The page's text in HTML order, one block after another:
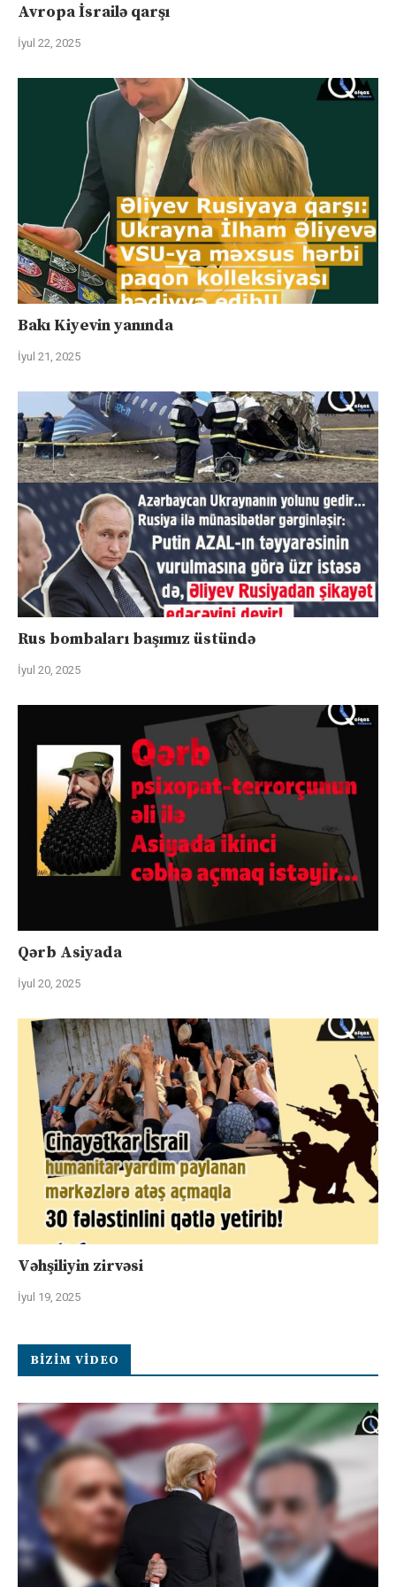
Avropa İsrailə qarşı
İyul 22, 2025
Bakı Kiyevin yanında
İyul 21, 2025
Rus bombaları başımız üstündə
İyul 20, 2025
Qərb Asiyada
İyul 20, 2025
Vəhşiliyin zirvəsi
İyul 19, 2025
BIZIM VIDEO